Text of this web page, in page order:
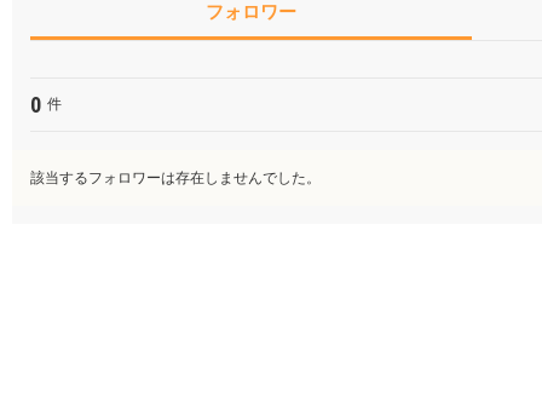
フォロワー
0 件
該当するフォロワーは存在しませんでした。